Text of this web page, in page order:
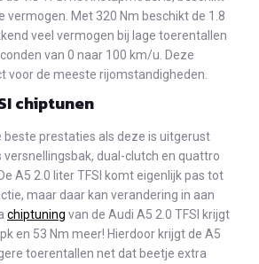
vermogen. Met 320 Nm beschikt de 1.8
veel vermogen bij lage toerentallen
van 0 naar 100 km/u. Deze
voor de meeste rijomstandigheden.
chiptunen
beste prestaties als deze is uitgerust
dual-clutch en quattro
A5 2.0 liter TFSI komt eigenlijk pas tot
maar daar kan verandering in aan
chiptuning van de Audi A5 2.0 TFSI krijgt
en 53 Nm meer! Hierdoor krijgt de A5
toerentallen net dat beetje extra